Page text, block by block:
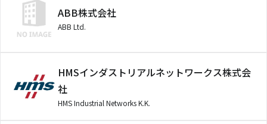
ABB株式会社
ABB Ltd.
HMSインダストリアルネットワークス株式会
社
HMS Industrial Networks K.K.